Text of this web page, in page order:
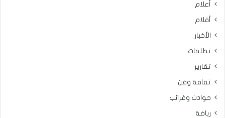
أعلام
أقلام
الأخبار
تظلمات
تقارير
ثقافة وفن
حوادث وغرائب
رياضة